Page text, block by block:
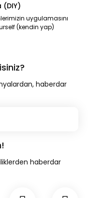
(DIY)
uygulamasını
(kendin yap)
haberdar
haberdar